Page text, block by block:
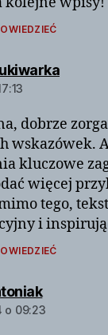
dobrze
wskazówek.
kluczowe
więcej
tego,
i
o 09:23